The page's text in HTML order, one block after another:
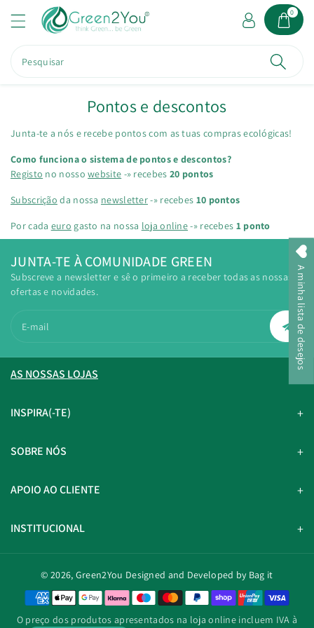
o
n
o
Pesquisar
0
Pontos e descontos
Junta-te a nós e recebe pontos com as tuas compras ecológicas!
Como funciona o sistema de pontos e descontos?
Registo no nossowebsite -» recebes 20 pontos
Subscrição da nossa newsletter-» recebes 10 pontos
Por cada euro gasto na nossa loja online-» recebes 1 ponto
JUNTA-TE À COMUNIDADE GREEN
Subscreve a newsletter e sê o primeiro a receber todas as nossas
ofertas e novidades.
E-mail
AS NOSSAS LOJAS
INSPIRA(-TE)
SOBRE NÓS
APOIO AO CLIENTE
INSTITUCIONAL
© 2026, Green2You Designed and Developed by Bag it
M
O preço dos produtos apresentados na loja online incluem IVA à
A minha lista de desejos